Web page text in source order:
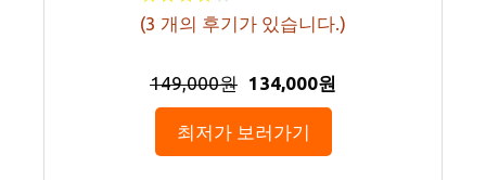
(3 개의 후기가 있습니다.)
149,000원 134,000원
최저가 보러가기